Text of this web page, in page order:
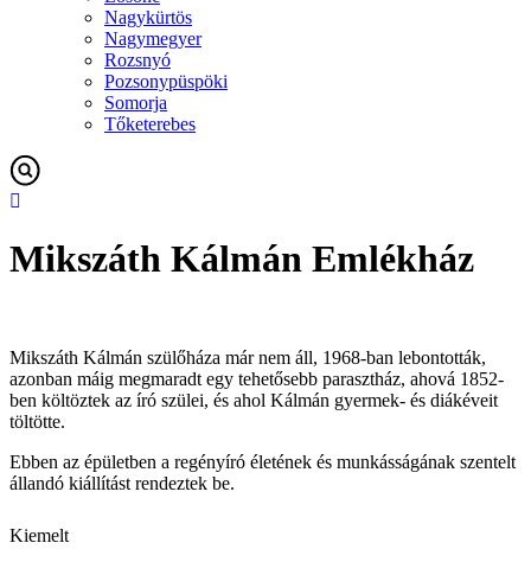
Nagykürtös
Nagymegyer
Rozsnyó
Pozsonypüspöki
Somorja
Tőketerebes
Mikszáth Kálmán Emlékház
Mikszáth Kálmán szülőháza már nem áll, 1968-ban lebontották,
azonban máig megmaradt egy tehetősebb parasztház, ahová 1852-
ben költöztek az író szülei, és ahol Kálmán gyermek- és diákéveit
töltötte.
Ebben az épületben a regényíró életének és munkásságának szentelt
állandó kiállítást rendeztek be.
Kiemelt